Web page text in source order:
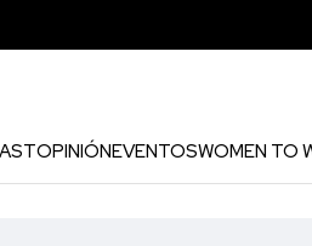
OPINIÓNEVENTOSWOMEN TO